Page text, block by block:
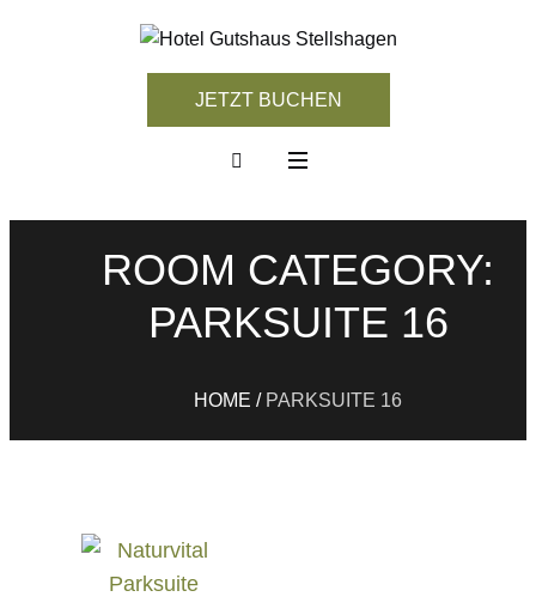
JETZT BUCHEN
ROOM CATEGORY:
PARKSUITE 16
HOME / PARKSUITE 16